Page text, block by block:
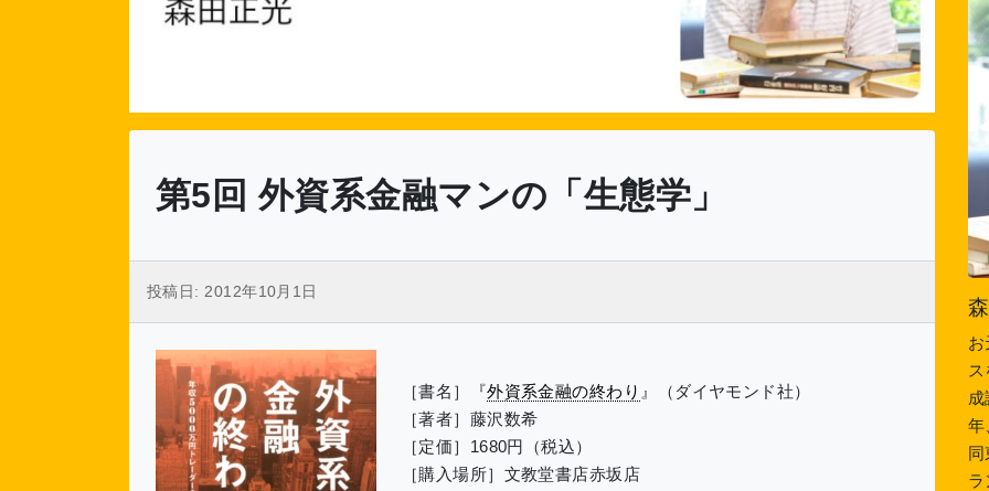
第5回 外資系金融マンの「生態学」
投稿日:2012年10月1日
［書名］『外資系金融の終わり 』（ダイヤモンド社）
［著者］藤沢数希
［定価］1680円（税込）
［購入場所］文教堂書店赤坂店
年